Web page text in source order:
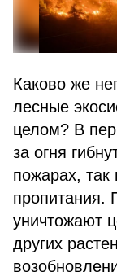
Каково же
лесные
целом? В
за огня
пожарах, так
пропитания.
уничтожают
других